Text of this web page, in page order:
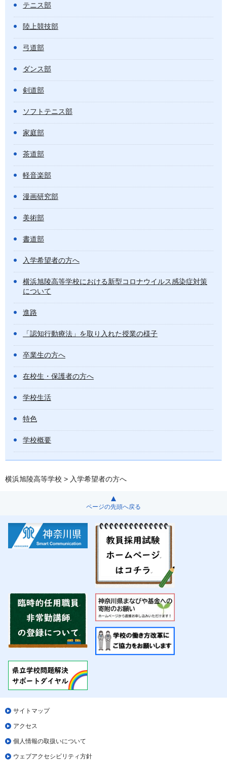
テニス部
陸上競技部
弓道部
ダンス部
剣道部
ソフトテニス部
家庭部
茶道部
軽音楽部
漫画研究部
美術部
書道部
入学希望者の方へ
横浜旭陵高等学校における新型コロナウイルス感染症対策
について
進路
「認知行動療法」を取り入れた授業の様子
卒業生の方へ
在校生・保護者の方へ
学校生活
特色
学校概要
横浜旭陵高等学校 > 入学希望者の方へ
ページの先頭へ戻る
サイトマップ
アクセス
個人情報の取扱いについて
ウェブアクセシビリティ方針